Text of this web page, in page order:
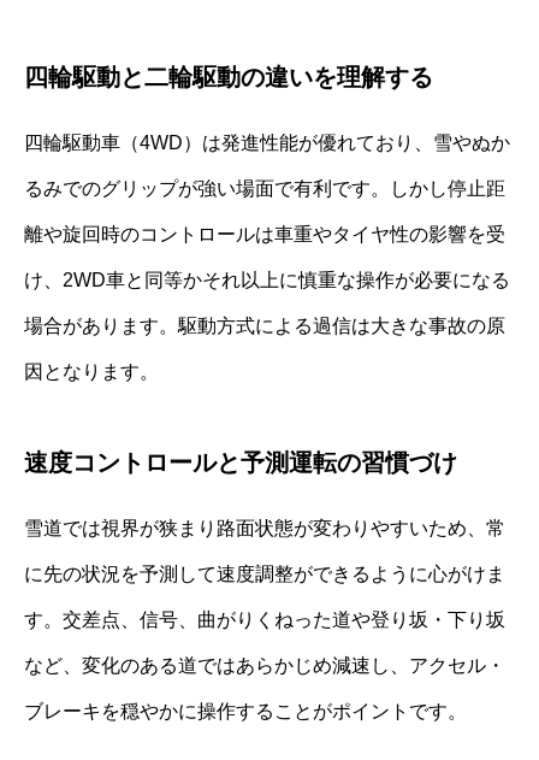
四輪駆動と二輪駆動の違いを理解する
四輪駆動車（4WD）は発進性能が優れており、雪やぬか
るみでのグリップが強い場面で有利です。しかし停止距
離や旋回時のコントロールは車重やタイヤ性の影響を受
け、2WD車と同等かそれ以上に慎重な操作が必要になる
場合があります。駆動方式による過信は大きな事故の原
因となります。
速度コントロールと予測運転の習慣づけ
雪道では視界が狭まり路面状態が変わりやすいため、常
に先の状況を予測して速度調整ができるように心がけま
す。交差点、信号、曲がりくねった道や登り坂・下り坂
など、変化のある道ではあらかじめ減速し、アクセル・
ブレーキを穏やかに操作することがポイントです。